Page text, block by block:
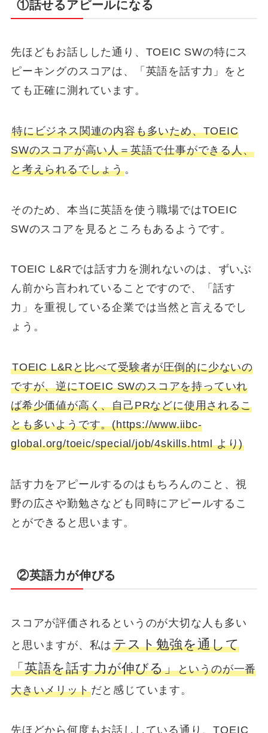
①話せるアピールになる
先ほどもお話しした通り、TOEIC SWの特にス
ピーキングのスコアは、「英語を話す力」をと
ても正確に測れています。
特にビジネス関連の内容も多いため、TOEIC
SWのスコアが高い人＝英語で仕事ができる人、
と考えられるでしょう。
そのため、本当に英語を使う職場ではTOEIC
SWのスコアを見るところもあるようです。
TOEIC L&Rでは話す力を測れないのは、ずいぶ
ん前から言われていることですので、「話す
力」を重視している企業では当然と言えるでし
ょう。
TOEIC L&Rと比べて受験者が圧倒的に少ないの
ですが、逆にTOEIC SWのスコアを持っていれ
ば希少価値が高く、自己PRなどに使用されるこ
とも多いようです。(https://www.iibc-
global.org/toeic/special/job/4skills.html より)
話す力をアピールするのはもちろんのこと、視
野の広さや勤勉さなども同時にアピールするこ
とができると思います。
②英語力が伸びる
スコアが評価されるというのが大切な人も多い
と思いますが、私はテスト勉強を通して
「英語を話す力が伸びる」というのが一番
大きいメリットだと感じています。
先ほどから何度もお話ししている通り、TOEIC